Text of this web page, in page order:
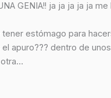
GENIA!! ja ja ja ja ja
tener estómago para
apuro??? dentro de